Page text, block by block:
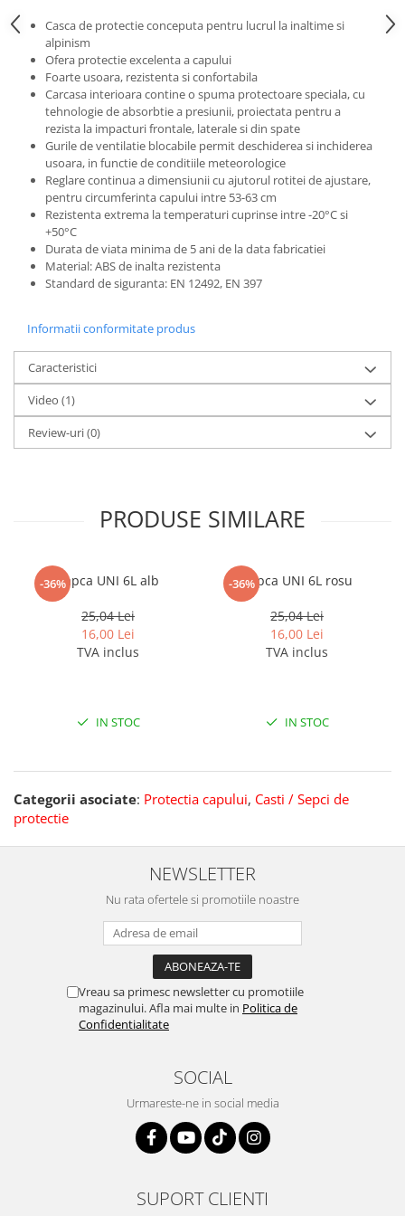
Sorturi
Pentru copii
Pantaloni de lucru cu pieptar
Veste de lucru
Pentru femei
Bluze pentru femei
Fleece-uri
Halate
Jachete / Bluze salopeta
Pantaloni de lucru cu pieptar
Pantaloni de lucru in talie
Casca de protectie conceputa pentru lucrul la inaltime si
alpinism
Ofera protectie excelenta a capului
Foarte usoara, rezistenta si confortabila
Carcasa interioara contine o spuma protectoare speciala, cu
tehnologie de absorbtie a presiunii, proiectata pentru a
rezista la impacturi frontale, laterale si din spate
Gurile de ventilatie blocabile permit deschiderea si inchiderea
usoara, in functie de conditiile meteorologice
Reglare continua a dimensiunii cu ajutorul rotitei de ajustare,
pentru circumferinta capului intre 53-63 cm
Rezistenta extrema la temperaturi cuprinse intre -20°C si
+50°C
Durata de viata minima de 5 ani de la data fabricatiei
Material: ABS de inalta rezistenta
Standard de siguranta: EN 12492, EN 397
Informatii conformitate produs
Caracteristici
Video (1)
Review-uri(0)
PRODUSE SIMILARE
-36%Sapca UNI 6L alb
25,04 Lei
16,00 Lei
TVA inclus
IN STOC
-36%Sapca UNI 6L rosu
25,04 Lei
16,00 Lei
TVA inclus
IN STOC
Categorii asociate: Protectia capului, Casti / Sepci de
protectie
NEWSLETTER
Nu rata ofertele si promotiile noastre
Vreau sa primesc newsletter cu promotiile
magazinului. Afla mai multe in Politica de
Confidentialitate
SOCIAL
Urmareste-ne in social media
SUPORT CLIENTI